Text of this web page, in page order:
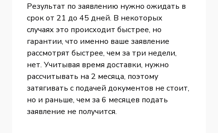
Результат по заявлению нужно ожидать в
срок от 21 до 45 дней. В некоторых
случаях это происходит быстрее, но
гарантии, что именно ваше заявление
рассмотрят быстрее, чем за три недели,
нет. Учитывая время доставки, нужно
рассчитывать на 2 месяца, поэтому
затягивать с подачей документов не стоит,
но и раньше, чем за 6 месяцев подать
заявление не получится.